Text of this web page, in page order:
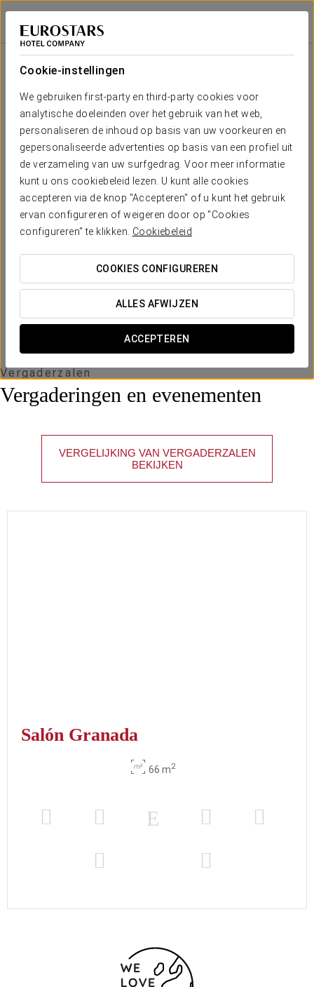
Cookie-instellingen
We gebruiken first-party en third-party cookies voor
analytische doeleinden over het gebruik van het web,
personaliseren de inhoud op basis van uw voorkeuren en
gepersonaliseerde advertenties op basis van een profiel uit
de verzameling van uw surfgedrag. Voor meer informatie
kunt u ons cookiebeleid lezen. U kunt alle cookies
accepteren via de knop "Accepteren" of u kunt het gebruik
ervan configureren of weigeren door op "Cookies
configureren" te klikken. Cookiebeleid
COOKIES CONFIGUREREN
ALLES AFWIJZEN
ACCEPTEREN
Exe Suites San Marino
MEXICO-STAD, CDMX
Jouw evenement in
OFFERTE AANVRAGEN
Vergaderzalen
Vergaderingen en evenementen
VERGELIJKING VAN VERGADERZALEN
BEKIJKEN
Zaal
opstellingopstelling
Salón
Granada
66 m 2
x m
altura
60 - 70 35 45 35
Salón Granada
66 m2